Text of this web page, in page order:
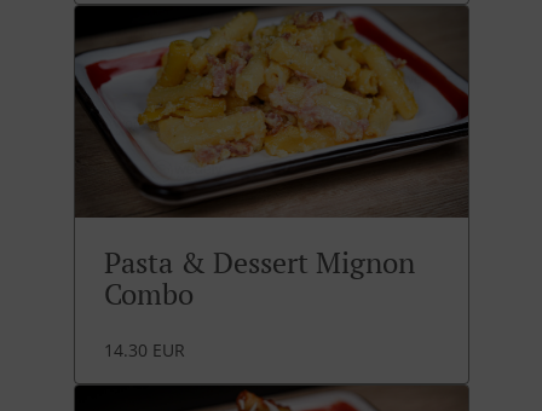
Pasta & Dessert Mignon
Combo
14.30 EUR